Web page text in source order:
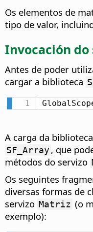
Os elementos de
tipo de valor,
Invocación do
Antes de poder
cargar a biblioteca
A carga da
SF_Array , que
métodos do servizo
Os seguintes
diversas formas de
servizo Matriz (o
exemplo):